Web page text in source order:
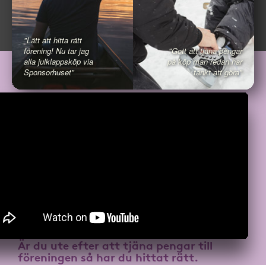
"Lätt att hitta rätt
förening! Nu tar jag
alla julklappsköp via
Sponsorhuset"
"Gott att tjäna pengar
på köp man redan har
tänkt att göra"
Är du ute efter atttjäna pengar till
föreningenså har du hittat rätt.